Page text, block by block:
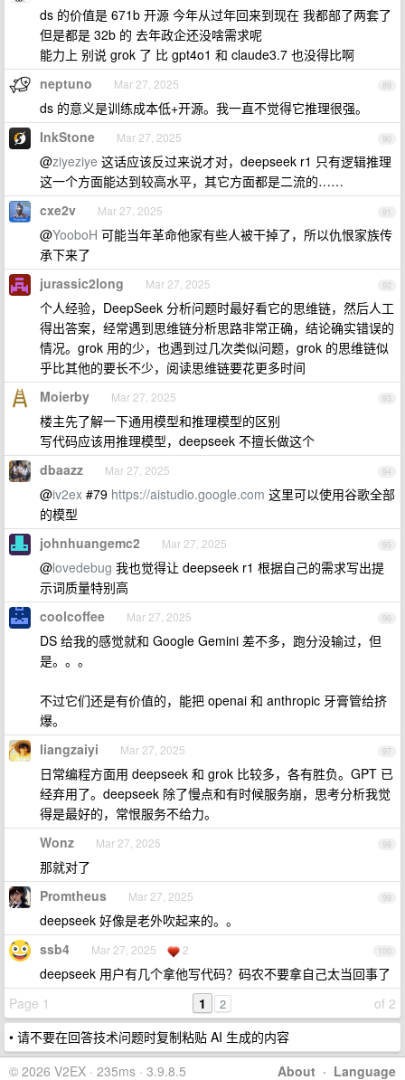
ds 的价值是 671b 开源 今年从过年回来到现在 我都部了两套了
但是都是 32b 的 去年政企还没啥需求呢
能力上 别说 grok 了 比 gpt4o1 和 claude3.7 也没得比啊
89
neptuno Mar 27, 2025
ds 的意义是训练成本低+开源。我一直不觉得它推理很强。
90
InkStone Mar 27, 2025
@ziyeziye 这话应该反过来说才对，deepseek r1 只有逻辑推理
这一个方面能达到较高水平，其它方面都是二流的……
91
cxe2v Mar 27, 2025
@YooboH 可能当年革命他家有些人被干掉了，所以仇恨家族传
承下来了
92
jurassic2long Mar 27, 2025
个人经验，DeepSeek 分析问题时最好看它的思维链，然后人工
得出答案，经常遇到思维链分析思路非常正确，结论确实错误的
情况。grok 用的少，也遇到过几次类似问题，grok 的思维链似
乎比其他的要长不少，阅读思维链要花更多时间
93
Moierby Mar 27, 2025
楼主先了解一下通用模型和推理模型的区别
写代码应该用推理模型，deepseek 不擅长做这个
94
dbaazz Mar 27, 2025
@iv2ex #79 https://aistudio.google.com 这里可以使用谷歌全部
的模型
95
johnhuangemc2 Mar 27, 2025
@lovedebug 我也觉得让 deepseek r1 根据自己的需求写出提
示词质量特别高
96
coolcoffee Mar 27, 2025
DS 给我的感觉就和 Google Gemini 差不多，跑分没输过，但
是。。。
不过它们还是有价值的，能把 openai 和 anthropic 牙膏管给挤
爆。
97
liangzaiyi Mar 27, 2025
日常编程方面用 deepseek 和 grok 比较多，各有胜负。GPT 已
经弃用了。deepseek 除了慢点和有时候服务崩，思考分析我觉
得是最好的，常恨服务不给力。
98
Wonz Mar 27, 2025
那就对了
99
Promtheus Mar 27, 2025
deepseek 好像是老外吹起来的。。
100
ssb4 Mar 27, 2025 2
deepseek 用户有几个拿他写代码？码农不要拿自己太当回事了
Page 1
of 2
1 2
• 请不要在回答技术问题时复制粘贴 AI 生成的内容
About · Language
© 2026 V2EX · 235ms · 3.9.8.5